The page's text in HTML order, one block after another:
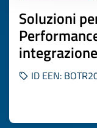
Soluzioni
ID EEN: